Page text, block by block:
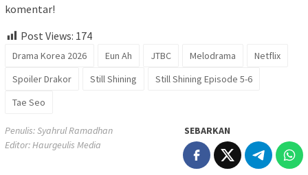
komentar!
Post Views: 174
Drama Korea 2026 Eun Ah JTBC Melodrama
Netflix
Spoiler Drakor
Still Shining
Still Shining Episode 5-6
Tae Seo
Penulis: Syahrul Ramadhan
Editor: Haurgeulis Media
SEBARKAN